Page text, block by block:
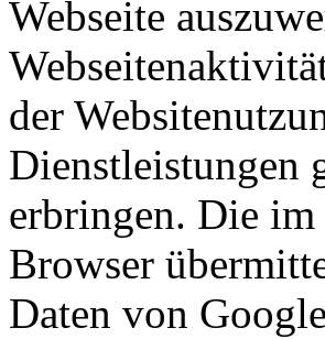
Webseite
der
Dienstleistungen
erbringen. Die
Browser
Daten von